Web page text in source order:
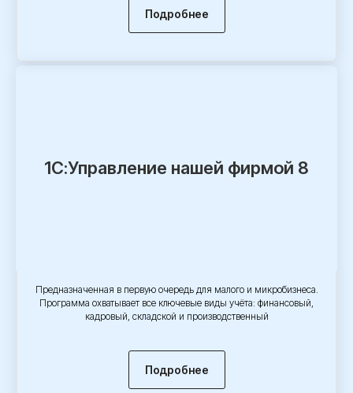
Подробнее
1С:Управление нашей фирмой 8
Предназначенная в первую очередь для малого и микробизнеса.
Программа охватывает все ключевые виды учёта: финансовый,
кадровый, складской и производственный
Подробнее